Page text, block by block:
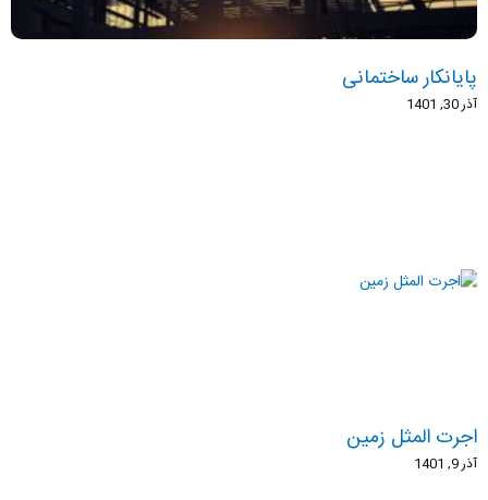
پایانکار ساختمانی
آذر 30, 1401
اجرت المثل زمین
آذر 9, 1401